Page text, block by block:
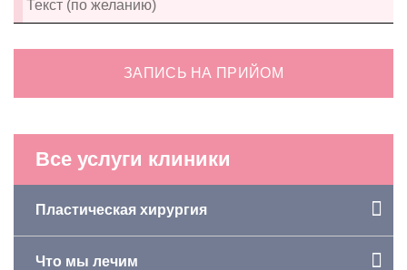
Все услуги клиники
Пластическая хирургия
Что мы лечим
ЗАПИСЬ НА ПРИЙОМ